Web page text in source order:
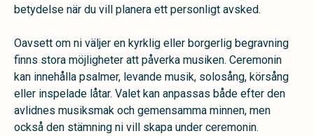
betydelse när du vill planera ett personligt avsked.
Oavsett om ni väljer en kyrklig eller borgerlig begravning
finns stora möjligheter att påverka musiken. Ceremonin
kan innehålla psalmer, levande musik, solosång, körsång
eller inspelade låtar. Valet kan anpassas både efter den
avlidnes musiksmak och gemensamma minnen, men
också den stämning ni vill skapa under ceremonin.